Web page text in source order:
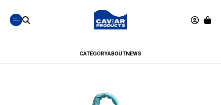
CATEGORYABOUTNEWS